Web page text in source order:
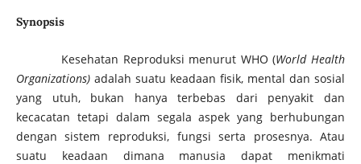
Synopsis
Kesehatan Reproduksi menurut WHO (World Health
Organizations) adalah suatu keadaan fisik, mental dan sosial
yang utuh, bukan hanya terbebas dari penyakit dan
kecacatan tetapi dalam segala aspek yang berhubungan
dengan sistem reproduksi, fungsi serta prosesnya. Atau
suatu keadaan dimana manusia dapat menikmati